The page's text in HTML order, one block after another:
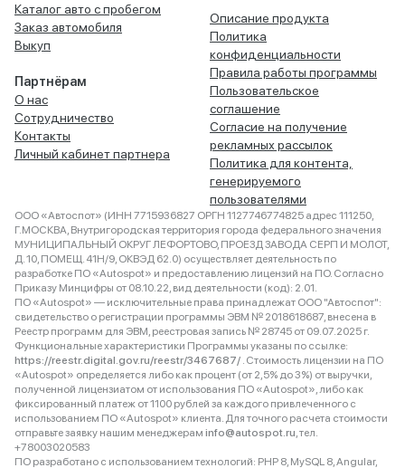
Каталог авто с пробегом
Заказ автомобиля
Выкуп
Партнёрам
О нас
Сотрудничество
Контакты
Личный кабинет партнера
Описание продукта
Политика
конфиденциальности
Правила работы программы
Пользовательское
соглашение
Согласие на получение
рекламных рассылок
Политика для контента,
генерируемого
пользователями
ООО «Автоспот» (ИНН 7715936827 ОРГН 1127746774825 адрес 111250,
Г.МОСКВА, Внутригородская территория города федерального значения
МУНИЦИПАЛЬНЫЙ ОКРУГ ЛЕФОРТОВО, ПРОЕЗД ЗАВОДА СЕРП И МОЛОТ,
Д. 10, ПОМЕЩ. 41Н/9, ОКВЭД 62.0) осуществляет деятельность по
разработке ПО «Autospot» и предоставлению лицензий на ПО. Согласно
Приказу Минцифры от 08.10.22, вид деятельности (код): 2.01.
ПО «Autospot» — исключительные права принадлежат ООО "Автоспот":
свидетельство о регистрации программы ЭВМ № 2018618687, внесена в
Реестр программ для ЭВМ, реестровая запись № 28745 от 09.07.2025 г.
Функциональные характеристики Программы указаны по ссылке:
https://reestr.digital.gov.ru/reestr/3467687/ . Стоимость лицензии на ПО
«Autospot» определяется либо как процент (от 2,5% до 3%) от выручки,
полученной лицензиатом от использования ПО «Autospot», либо как
фиксированный платеж от 1100 рублей за каждого привлеченного с
использованием ПО «Autospot» клиента. Для точного расчета стоимости
отправьте заявку нашим менеджерам info@autospot.ru , тел.
+78003020583
ПО разработано с использованием технологий: PHP 8, MySQL 8, Angular,